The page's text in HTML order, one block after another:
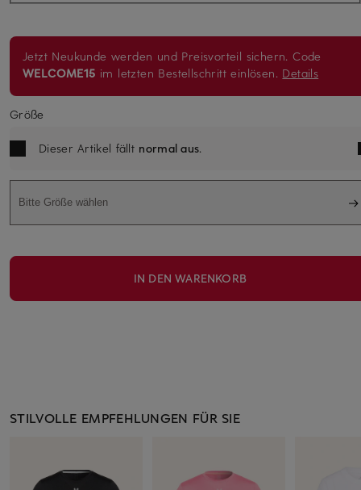
Jetzt Neukunde werden und Preisvorteil sichern. Code
WELCOME15 im letzten Bestellschritt einlösen. Details
Größe
Dieser Artikel fällt normal aus.
Bitte Größe wählen
IN DEN WARENKORB
STILVOLLE EMPFEHLUNGEN FÜR SIE